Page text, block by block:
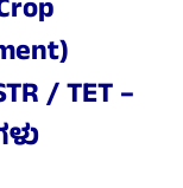
/ TET –